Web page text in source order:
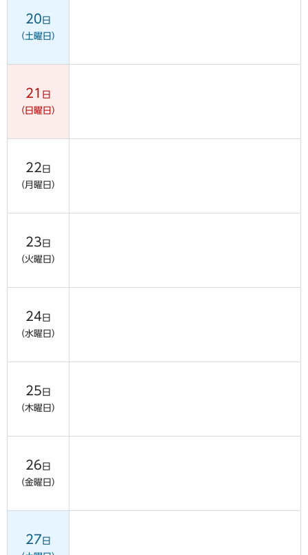
20 日
（土曜日）
21
日
（日曜日）
22 日
（月曜日）
23 日
（火曜日）
24 日
（水曜日）
25 日
（木曜日）
26 日
（金曜日）
27 日